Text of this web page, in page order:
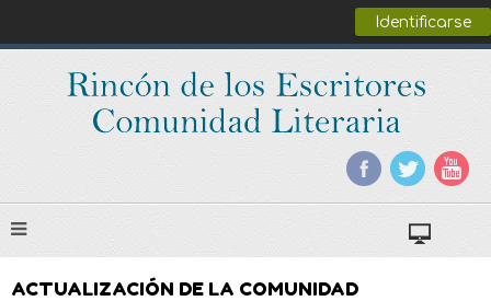
Identificarse
ACTUALIZACIÓN DE LA COMUNIDAD